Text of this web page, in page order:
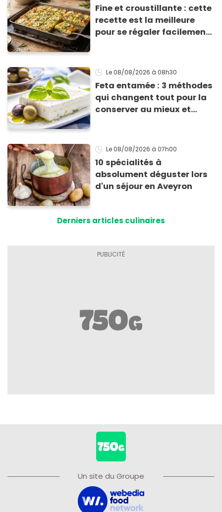
Fine et croustillante : cette
recette est la meilleure
pour se régaler facilement
Le 08/08/2026 à 08h30
Feta entamée : 3 méthodes
qui changent tout pour la
conserver au mieux et
Le 08/08/2026 à 07h00
10 spécialités à
absolument déguster lors
d'un séjour en Aveyron
Derniers articles culinaires
Un site du Groupe